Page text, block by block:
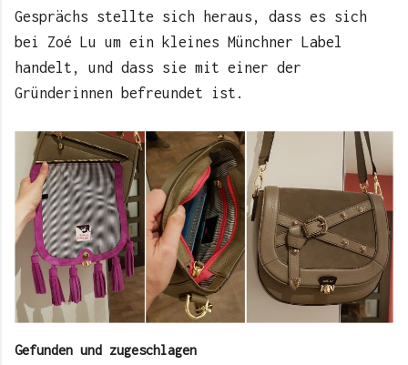
Gesprächs stellte sich heraus, dass es sich
bei Zoé Lu um ein kleines Münchner Label
handelt, und dass sie mit einer der
Gründerinnen befreundet ist.
Gefunden und zugeschlagen